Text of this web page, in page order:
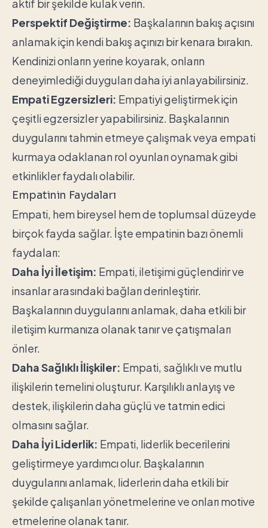
aktif bir şekilde kulak verin.
Perspektif Değiştirme: Başkalarının bakış açısını
anlamak için kendi bakış açınızı bir kenara bırakın.
Kendinizi onların yerine koyarak, onların
deneyimlediği duyguları daha iyi anlayabilirsiniz.
Empati Egzersizleri: Empatiyi geliştirmek için
çeşitli egzersizler yapabilirsiniz. Başkalarının
duygularını tahmin etmeye çalışmak veya empati
kurmaya odaklanan rol oyunları oynamak gibi
etkinlikler faydalı olabilir.
Empatinin Faydaları
Empati, hem bireysel hem de toplumsal düzeyde
birçok fayda sağlar. İşte empatinin bazı önemli
faydaları:
Daha İyi İletişim: Empati, iletişimi güçlendirir ve
insanlar arasındaki bağları derinleştirir.
Başkalarının duygularını anlamak, daha etkili bir
iletişim kurmanıza olanak tanır ve çatışmaları
önler.
Daha Sağlıklı İlişkiler: Empati, sağlıklı ve mutlu
ilişkilerin temelini oluşturur. Karşılıklı anlayış ve
destek, ilişkilerin daha güçlü ve tatmin edici
olmasını sağlar.
Daha İyi Liderlik: Empati, liderlik becerilerini
geliştirmeye yardımcı olur. Başkalarının
duygularını anlamak, liderlerin daha etkili bir
şekilde çalışanları yönetmelerine ve onları motive
etmelerine olanak tanır.